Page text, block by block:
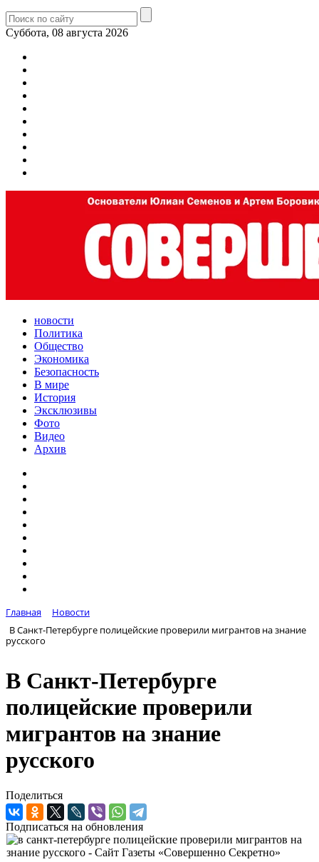
Суббота, 08 августа 2026
новости
Политика
Общество
Экономика
Безопасность
В мире
История
Эксклюзивы
Фото
Видео
Архив
Главная
Новости
В Санкт-Петербурге полицейские проверили мигрантов на знание
русского
В Санкт-Петербурге
полицейские проверили
мигрантов на знание
русского
Поделиться
Подписаться на обновления